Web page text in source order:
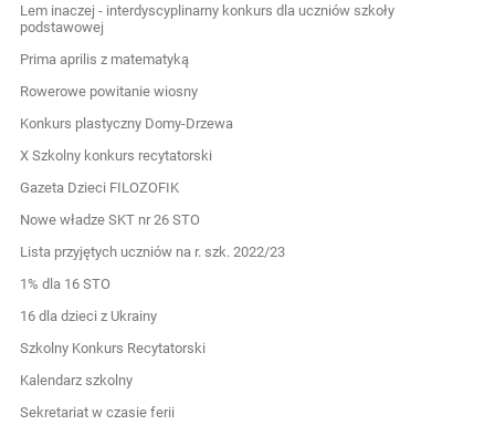
Lem inaczej - interdyscyplinarny konkurs dla uczniów szkoły
podstawowej
Prima aprilis z matematyką
Rowerowe powitanie wiosny
Konkurs plastyczny Domy-Drzewa
X Szkolny konkurs recytatorski
Gazeta Dzieci FILOZOFIK
Nowe władze SKT nr 26 STO
Lista przyjętych uczniów na r. szk. 2022/23
1% dla 16 STO
16 dla dzieci z Ukrainy
Szkolny Konkurs Recytatorski
Kalendarz szkolny
Sekretariat w czasie ferii